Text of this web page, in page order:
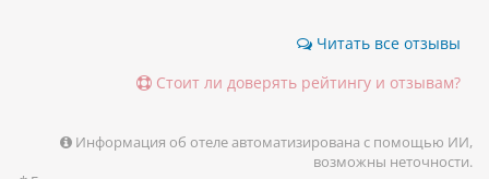
Читать все отзывы
Стоит ли доверять рейтингу и отзывам?
Информация об отеле автоматизирована с помощью ИИ,
возможны неточности.